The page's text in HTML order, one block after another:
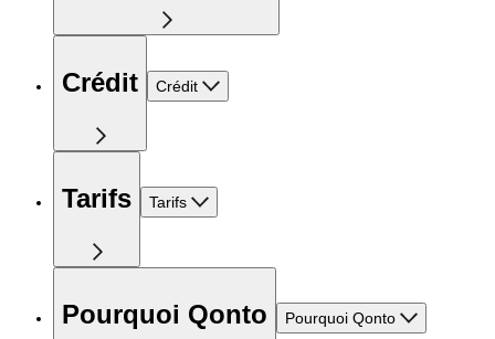
Crédit Crédit
Tarifs Tarifs
Pourquoi Qonto Pourquoi Qonto